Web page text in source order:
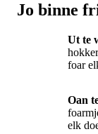
Jo binne
Ut te
foar
Oan
elk